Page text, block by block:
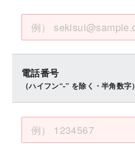
電話番号
（ハイフン“-” を除く・半角数字）